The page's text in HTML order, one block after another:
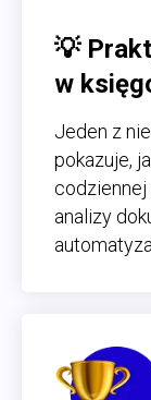
💡
w
Jeden z
pokazuje,
analizy